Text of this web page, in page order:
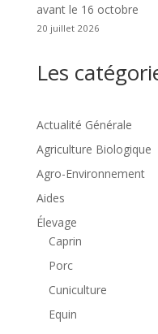
avant le 16 octobre
20 juillet 2026
Les
Actualité Générale
Agriculture Biologique
Agro-Environnement
Aides
Élevage
Caprin
Porc
Cuniculture
Equin